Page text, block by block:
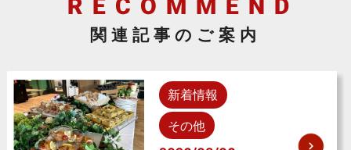
関連記事のご案内
新着情報
その他